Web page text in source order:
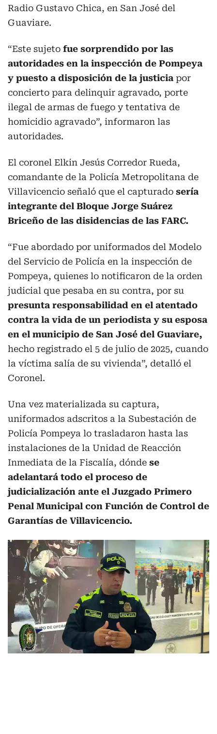
Radio Gustavo Chica, en San José del
Guaviare.
“Este sujeto fue sorprendido por las
autoridades en la inspección de Pompeya
y puesto a disposición de la justicia por
concierto para delinquir agravado, porte
ilegal de armas de fuego y tentativa de
homicidio agravado”, informaron las
autoridades.
El coronel Elkin Jesús Corredor Rueda,
comandante de la Policía Metropolitana de
Villavicencio señaló que el capturado sería
integrante del Bloque Jorge Suárez
Briceño de las disidencias de las FARC.
“Fue abordado por uniformados del Modelo
del Servicio de Policía en la inspección de
Pompeya, quienes lo notificaron de la orden
judicial que pesaba en su contra, por su
presunta responsabilidad en el atentado
contra la vida de un periodista y su esposa
en el municipio de San José del Guaviare,
hecho registrado el 5 de julio de 2025, cuando
la víctima salía de su vivienda”, detalló el
Coronel.
Una vez materializada su captura,
uniformados adscritos a la Subestación de
Policía Pompeya lo trasladaron hasta las
instalaciones de la Unidad de Reacción
Inmediata de la Fiscalía, dónde se
adelantará todo el proceso de
judicialización ante el Juzgado Primero
Penal Municipal con Función de Control de
Garantías de Villavicencio.